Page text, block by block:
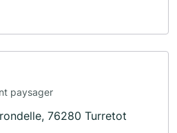
paysager
76280 Turretot